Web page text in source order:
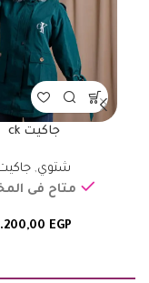
جاكيت ck
شتوي,
متاح فى
EGP